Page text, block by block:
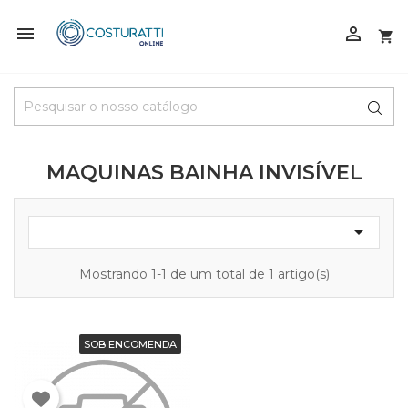
 

MAQUINAS BAINHA INVISÍVEL

Mostrando 1-1 de um total de 1 artigo(s)
SOB ENCOMENDA